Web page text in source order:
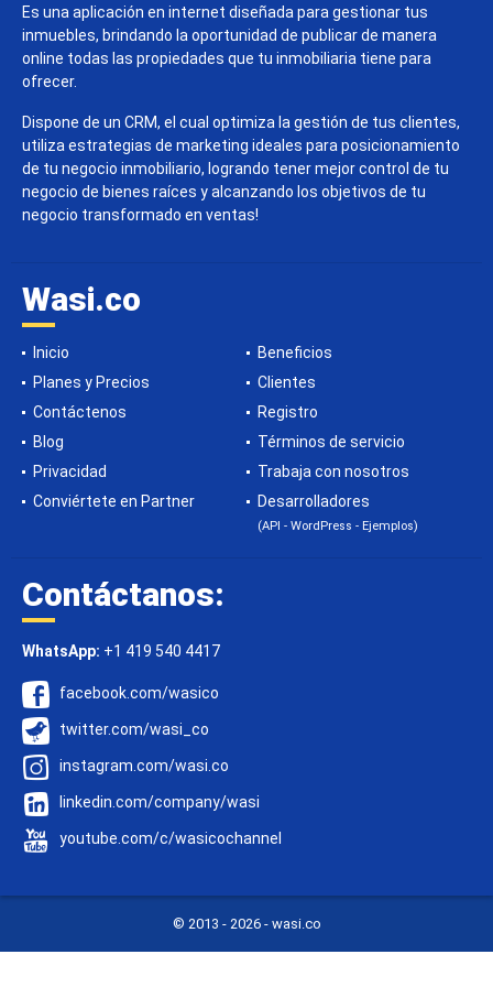
Es una aplicación en internet diseñada para gestionar tus
inmuebles, brindando la oportunidad de publicar de manera
online todas las propiedades que tu inmobiliaria tiene para
ofrecer.
Dispone de un CRM, el cual optimiza la gestión de tus clientes,
utiliza estrategias de marketing ideales para posicionamiento
de tu negocio inmobiliario, logrando tener mejor control de tu
negocio de bienes raíces y alcanzando los objetivos de tu
negocio transformado en ventas!
Wasi.co
Inicio
Beneficios
Planes y Precios
Clientes
Contáctenos
Registro
Blog
Términos de servicio
Privacidad
Trabaja con nosotros
Conviértete en Partner
Desarrolladores
(API - WordPress - Ejemplos)
Contáctanos:
WhatsApp: +1 419 540 4417
facebook.com/wasico
twitter.com/wasi_co
instagram.com/wasi.co
linkedin.com/company/wasi
youtube.com/c/wasicochannel
© 2013 - 2026 - wasi.co